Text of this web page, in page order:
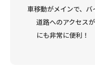
車移動がメインで、バ
道路へのアクセス
にも非常に便利！